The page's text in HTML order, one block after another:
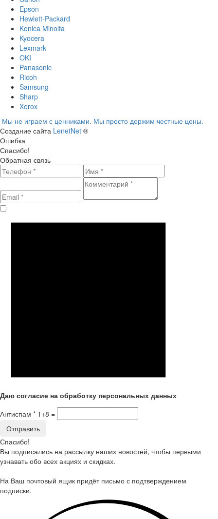
Epson
Hewlett-Packard
Konica Minolta
Kyocera
Lexmark
OKI
Panasonic
Ricoh
Samsung
Sharp
Xerox
Мы не играем с ценниками. Мы просто держим честные цены.
Создание сайта LenetNet ®
Ошибка
Спасибо!
Обратная связь
Даю согласие на обработку персональных данных
Антиспам * 1+8 =
Спасибо!
Вы подписались на рассылку наших новостей, чтобы первыми
узнавать обо всех акциях и скидках.
На Ваш почтовый ящик придёт письмо с подтверждением
подписки.